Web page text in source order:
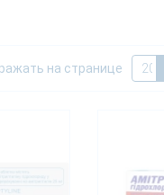
на странице